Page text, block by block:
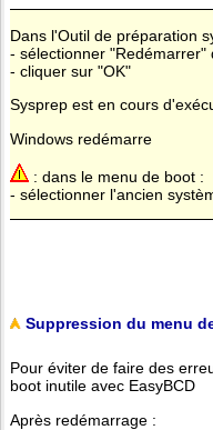
Dans l'Outil de préparation
- sélectionner "Redémarrer"
- cliquer sur "OK"
Sysprep est en cours
Windows redémarre
: dans le menu de boot :
- sélectionner l'ancien
Suppression du menu
Pour éviter de faire des
boot inutile avec EasyBCD
Après redémarrage :